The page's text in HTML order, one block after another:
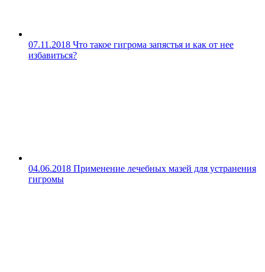
07.11.2018 Что такое гигрома запястья и как от нее
избавиться?
04.06.2018 Применение лечебных мазей для устранения
гигромы